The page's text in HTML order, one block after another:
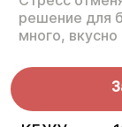
решение для
много,